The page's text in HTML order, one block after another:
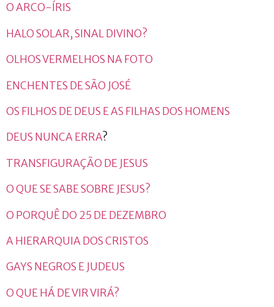
O ARCO-ÍRIS
HALO SOLAR, SINAL DIVINO?
OLHOS VERMELHOS NA FOTO
ENCHENTES DE SÃO JOSÉ
OS FILHOS DE DEUS E AS FILHAS DOS HOMENS
DEUS NUNCA ERRA?
TRANSFIGURAÇÃO DE JESUS
O QUE SE SABE SOBRE JESUS?
O PORQUÊ DO 25 DE DEZEMBRO
A HIERARQUIA DOS CRISTOS
GAYS NEGROS E JUDEUS
O QUE HÁ DE VIR VIRÁ?